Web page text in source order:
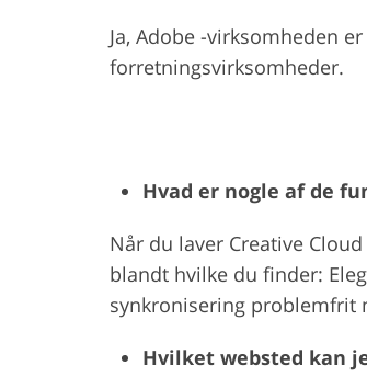
Ja, Adobe -virksomheden
forretningsvirksomheder.
Hvad er nogle af de
Når du laver Creative
blandt hvilke du finder:
synkronisering problemfrit
Hvilket websted kan